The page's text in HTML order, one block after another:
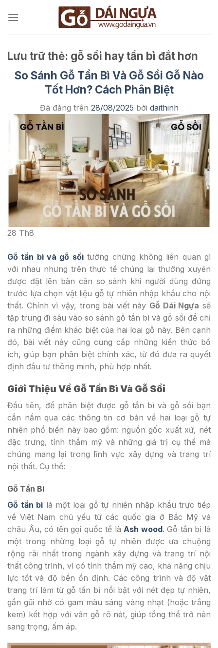
đến
Lưu trữ thẻ: gỗ sồi hay tần bì đắt hơn
So Sánh Gỗ Tần Bì Và Gỗ Sồi Gỗ Nào
Tốt Hơn? Cách Phân Biệt
Đã đăng trên 28/08/2025 bởi daithinh
28 Th8
Gỗ tần bì và gỗ sồitưởng chừng không liên quan gì
với nhau nhưng trên thực tế chúng lại thường xuyên
được đặt lên bàn cân so sánh khi người dùng đứng
trước lựa chọn vật liệu gỗ tự nhiên nhập khẩu cho nội
thất. Chính vì vậy, trong bài viết này Gỗ Dái Ngựa sẽ
tập trung đi sâu vào so sánh gỗ tần bì và gỗ sồi để chỉ
ra những điểm khác biệt của hai loại gỗ này. Bên cạnh
đó, bài viết này cũng cung cấp những kiến thức bổ
ích, giúp bạn phân biệt chính xác, từ đó đưa ra quyết
định đầu tư thông minh, phù hợp nhất.
Giới Thiệu Về Gỗ Tần Bì Và Gỗ Sồi
Đầu tiên, để phân biệt được gỗ tần bì và gỗ sồi bạn
cần nắm qua các thông tin cơ bản về hai loại gỗ tự
nhiên phổ biến này bao gồm: nguồn gốc xuất xứ, nét
đặc trưng, tính thẩm mỹ và những giá trị cụ thể mà
chúng mang lại trong lĩnh vực xây dựng và trang trí
nội thất. Cụ thể:
Gỗ Tần Bì
Gỗ tần bì là một loại gỗ tự nhiên nhập khẩu trực tiếp
về Việt Nam chủ yếu từ các quốc gia ở Bắc Mỹ và
châu Âu, có tên gọi quốc tế là Ash wood. Gỗ tần bì là
một trong những loại gỗ tự nhiên được ưa chuộng
rộng rãi nhất trong ngành xây dựng và trang trí nội
thất công trình, vì có tính thẩm mỹ cao, khả năng chịu
lực tốt và độ bền ổn định. Các công trình và độ vật
trang trí làm từ gỗ tần bì nổi bật với nét đẹp tự nhiên,
gần gũi nhờ có gam màu sáng vàng nhạt (hoặc trắng
kem) kết hợp với vân gỗ rõ nét, giúp tổng thể trở nên
sang trọng, ấm áp.